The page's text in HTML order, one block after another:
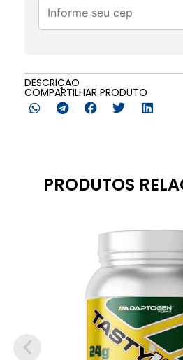
DESCRIÇÃO
COMPARTILHAR PRODUTO
PRODUTOS